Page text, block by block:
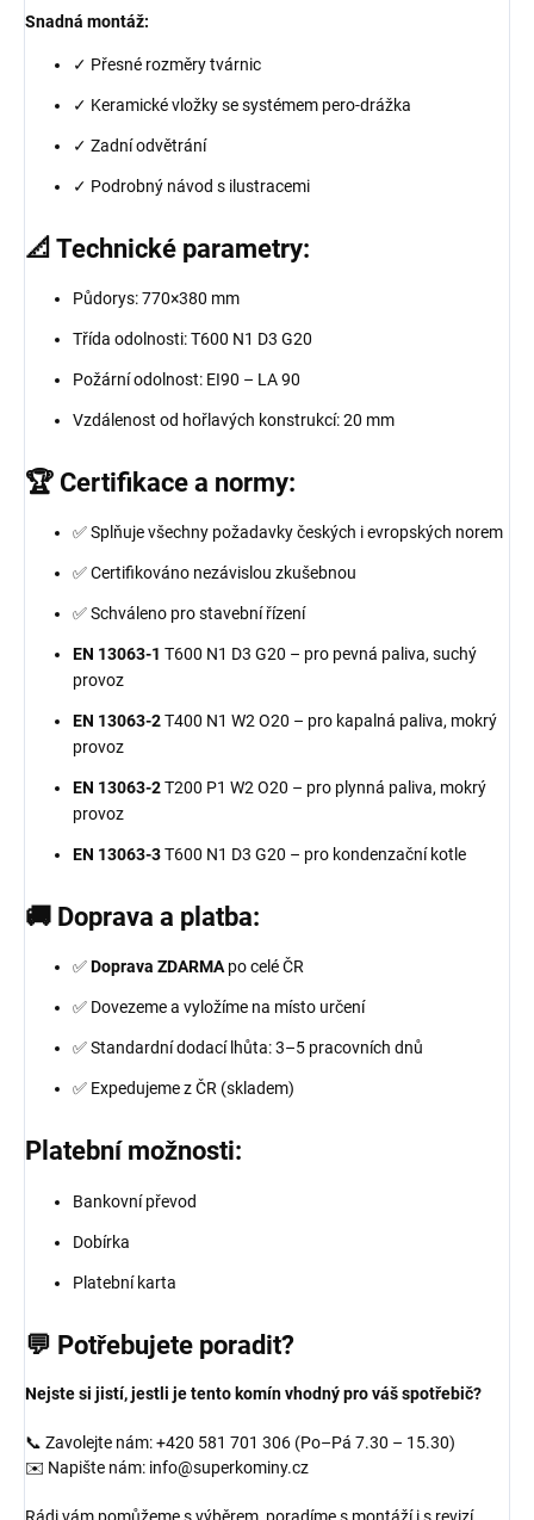
Snadná montáž:
✓ Přesné rozměry tvárnic
✓ Keramické vložky se systémem pero-drážka
✓ Zadní odvětrání
✓ Podrobný návod s ilustracemi
📐 Technické parametry:
Půdorys: 770×380 mm
Třída odolnosti: T600 N1 D3 G20
Požární odolnost: EI90 – LA 90
Vzdálenost od hořlavých konstrukcí: 20 mm
🏆 Certifikace a normy:
✅ Splňuje všechny požadavky českých i evropských norem
✅ Certifikováno nezávislou zkušebnou
✅ Schváleno pro stavební řízení
EN 13063-1 T600 N1 D3 G20 – pro pevná paliva, suchý
provoz
EN 13063-2T400 N1 W2 O20 – pro kapalná paliva, mokrý
provoz
EN 13063-2T200 P1 W2 O20 – pro plynná paliva, mokrý
provoz
EN 13063-3T600 N1 D3 G20 – pro kondenzační kotle
🚚 Doprava a platba:
✅Doprava ZDARMApo celé ČR
✅ Dovezeme a vyložíme na místo určení
✅ Standardní dodací lhůta: 3–5 pracovních dnů
✅ Expedujeme z ČR (skladem)
Platební možnosti:
Bankovní převod
Dobírka
Platební karta
💬 Potřebujete poradit?
Nejste si jistí, jestli je tento komín vhodný pro váš spotřebič?
📞 Zavolejte nám: +420 581 701 306 (Po–Pá 7.30 – 15.30)
✉️ Napište nám: info@superkominy.cz
Rádi vám pomůžeme s výběrem, poradíme s montáží i s revizí.